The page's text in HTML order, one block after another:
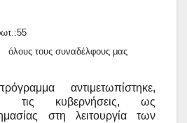
μας
αντιμετωπίστηκε,
τις κυβερνήσεις, ως
στη λειτουργία των